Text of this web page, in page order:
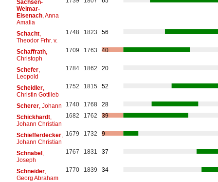
Sachsen-
Weimar-
Eisenach, Anna
Amalia
Schacht,
Theodor Frhr. v.
1748 1823 56
Schaffrath,
Christoph
1709 1763 40
Schefer,
Leopold
1784 1862 20
Scheidler,
Christin Gottlieb
1752 1815 52
Scherer, Johann 1740 1768
28
Schickhardt,
Johann Christian
1682 1762 39
Schiefferdecker,
Johann Christian
1679 1732 9
Schnabel,
Joseph
1767 1831 37
Schneider,
Georg Abraham
1770 1839 34